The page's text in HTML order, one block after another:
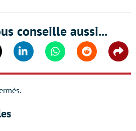
conseille aussi...
Linkedin WhatsappReddit